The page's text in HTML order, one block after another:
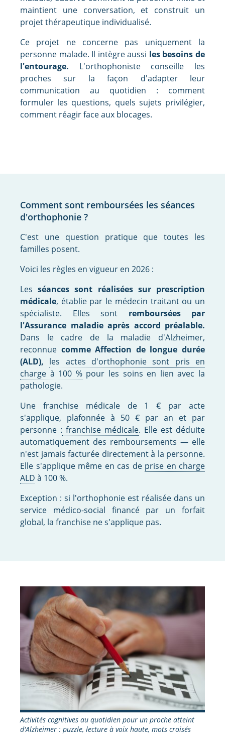
maintient une conversation, et construit un
projet thérapeutique individualisé.
Ce projet ne concerne pas uniquement la
personne malade. Il intègre aussi les besoins de
l'entourage. L'orthophoniste conseille les
proches sur la façon d'adapter leur
communication au quotidien : comment
formuler les questions, quels sujets privilégier,
comment réagir face aux blocages.
Comment sont remboursées les séances
d'orthophonie ?
C'est une question pratique que toutes les
familles posent.
Voici les règles en vigueur en 2026 :
Lesséances sont réalisées sur prescription
médicale, établie par le médecin traitant ou un
spécialiste. Elles sont remboursées par
l'Assurance maladie après accord préalable.
Dans le cadre de la maladie d'Alzheimer,
reconnue comme Affection de longue durée
(ALD), les actes d'orthophonie sont pris en
charge à 100 %pour les soins en lien avec la
pathologie.
Une franchise médicale de 1 € par acte
s'applique, plafonnée à 50 € par an et par
personne : franchise médicale. Elle est déduite
automatiquement des remboursements — elle
n'est jamais facturée directement à la personne.
Elle s'applique même en cas de prise en charge
ALD à 100 %.
Exception : si l'orthophonie est réalisée dans un
service médico-social financé par un forfait
global, la franchise ne s'applique pas.
Activités cognitives au quotidien pour un proche atteint
d'Alzheimer : puzzle, lecture à voix haute, mots croisés